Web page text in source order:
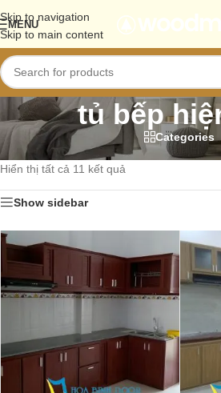
Skip to navigation
Skip to main content
MENU
tủ bếp
Categories
Trang chủ /Sản phẩm
Sản phẩm được
Hiển thị tất cả 11 kết quả
Show sidebar